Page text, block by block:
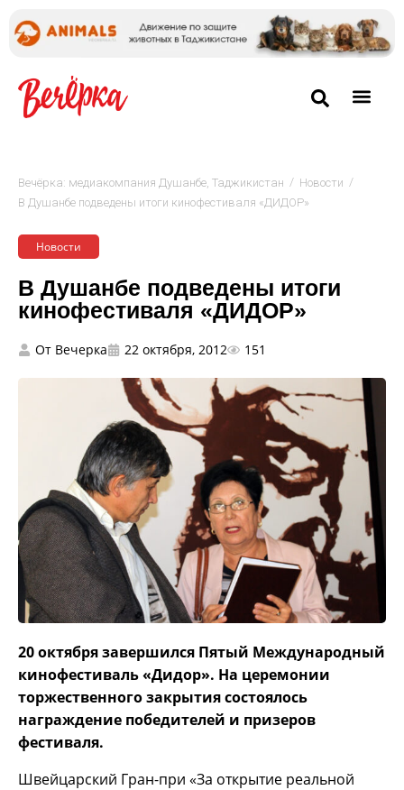
Вечёрка: медиакомпания Душанбе, Таджикистан / Новости /
В Душанбе подведены итоги кинофестиваля «ДИДОР»
Новости
В Душанбе подведены итоги
кинофестиваля «ДИДОР»
От Вечерка 22 октября, 2012 151
20 октября завершился Пятый Международный
кинофестиваль «Дидор». На церемонии
торжественного закрытия состоялось
награждение победителей и призеров
фестиваля.
Швейцарский Гран-при «За открытие реальной